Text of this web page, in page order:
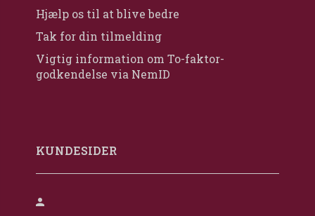
Hjælp os til at blive bedre
Tak for din tilmelding
Vigtig information om To-faktor-
godkendelse via NemID
KUNDESIDER